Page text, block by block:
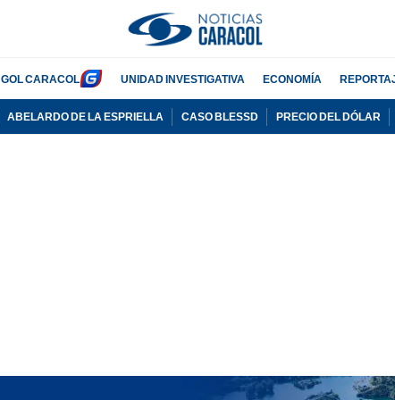
GOL CARACOL UNIDAD INVESTIGATIVA ECONOMÍA
ABELARDO DE LA ESPRIELLA CASO BLESSD PRECIO DEL DÓLAR